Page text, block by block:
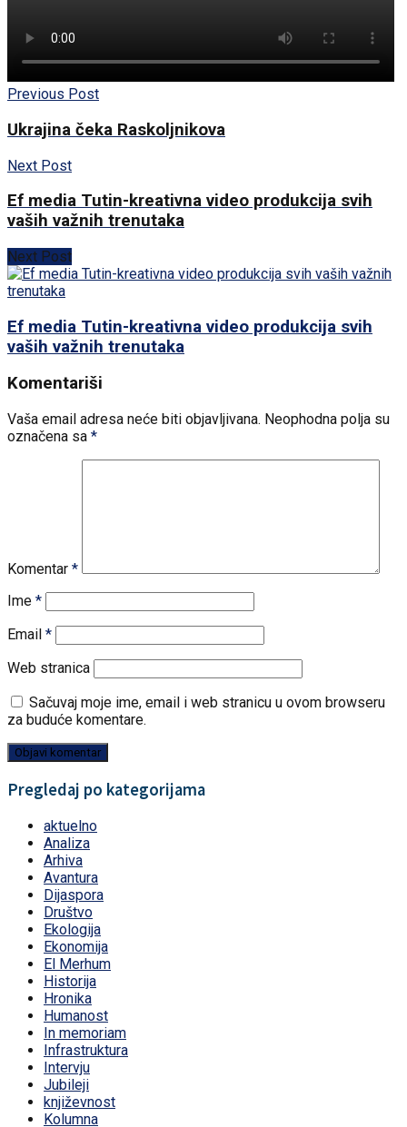
Previous Post
Ukrajina čeka Raskoljnikova
Next Post
Ef media Tutin-kreativna video produkcija svih
vaših važnih trenutaka
Next Post
Ef media Tutin-kreativna video produkcija svih
vaših važnih trenutaka
Komentariši
Vaša email adresa neće biti objavljivana. Neophodna polja su
označena sa *
Komentar *
Ime *
Email *
Web stranica
Sačuvaj moje ime, email i web stranicu u ovom browseru
za buduće komentare.
Pregledaj po kategorijama
aktuelno
Analiza
Arhiva
Avantura
Dijaspora
Društvo
Ekologija
Ekonomija
El Merhum
Historija
Hronika
Humanost
In memoriam
Infrastruktura
Intervju
Jubileji
književnost
Kolumna